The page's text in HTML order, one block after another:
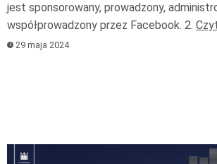
jest sponsorowany, prowadzony,
współprowadzony przez Facebook. 2.
29 maja 2024